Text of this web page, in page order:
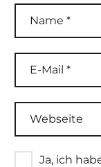
Ja, ich